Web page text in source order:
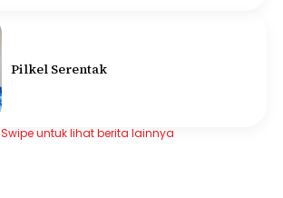
Pilkel Serentak
Swipe untuk lihat berita lainnya